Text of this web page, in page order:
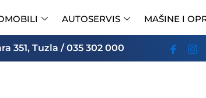
AUTOSERVIS MAŠINE I
351, Tuzla / 035 302 000